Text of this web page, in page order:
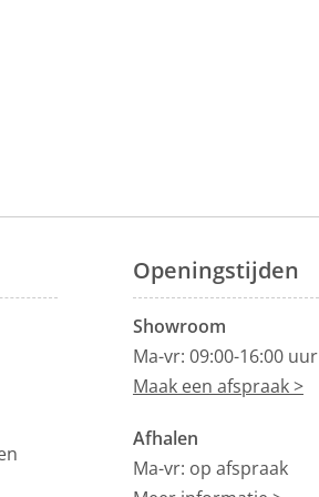
Openingstijden
Showroom
Ma-vr: 09:00-16:00 uur
Maak een afspraak >
Afhalen
Ma-vr: op afspraak